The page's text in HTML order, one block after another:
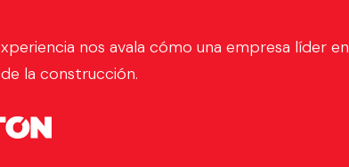
nos avala cómo una empresa líder en
la construcción.